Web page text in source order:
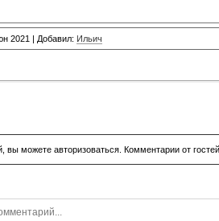
2021 | Добавил: Ильич
вы можете авторизоваться. Комментарии от